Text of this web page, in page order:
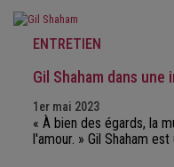
ENTRETIEN
Gil Shaham dans une
1er mai 2023
« À bien des égards, la
l'amour. » Gil Shaham est